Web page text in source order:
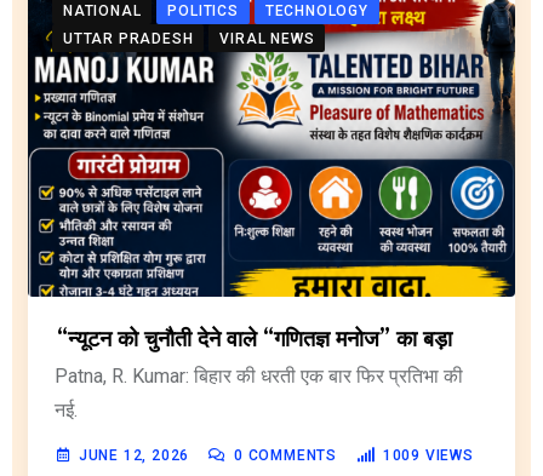
NATIONAL
POLITICS
TECHNOLOGY
UTTAR PRADESH
VIRAL NEWS
“न्यूटन को चुनौती देने वाले “गणितज्ञ मनोज” का बड़ा
Patna, R. Kumar: बिहार की धरती एक बार फिर प्रतिभा की
नई.
JUNE 12, 2026 0 COMMENTS 1009 VIEWS